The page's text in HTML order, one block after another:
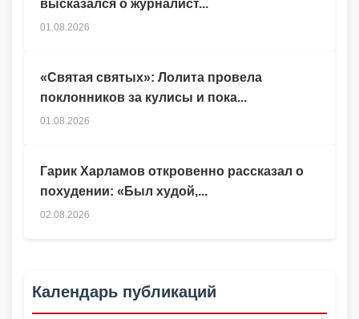
Гарик Харламов откровенно рассказал о
похудении: «Был худой,...
02.08.2026
высказался о журналист...
01.08.2026
«Святая святых»: Лолита провела
поклонников за кулисы и пока...
01.08.2026
Календарь публикаций